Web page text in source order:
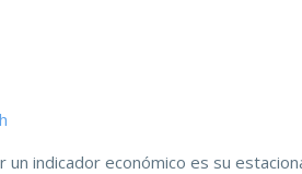
indicador económico es su